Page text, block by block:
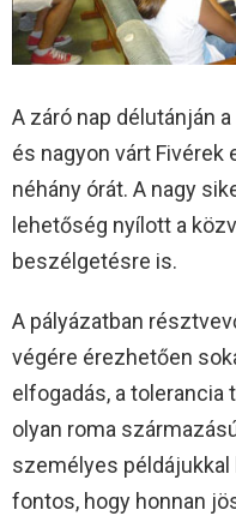
A záró nap délutánján
és nagyon várt
néhány órát. A nagy
lehetőség nyílott a
beszélgetésre is.
A pályázatban
végére érezhetően
elfogadás, a
olyan roma
személyes példájukkal
fontos, hogy honnan